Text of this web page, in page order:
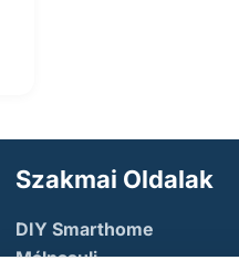
Szakmai Oldalak
DIY Smarthome
Málnasuli